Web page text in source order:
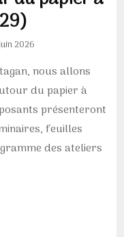
2026
nous allons
du papier à
présenteront
feuilles
des ateliers